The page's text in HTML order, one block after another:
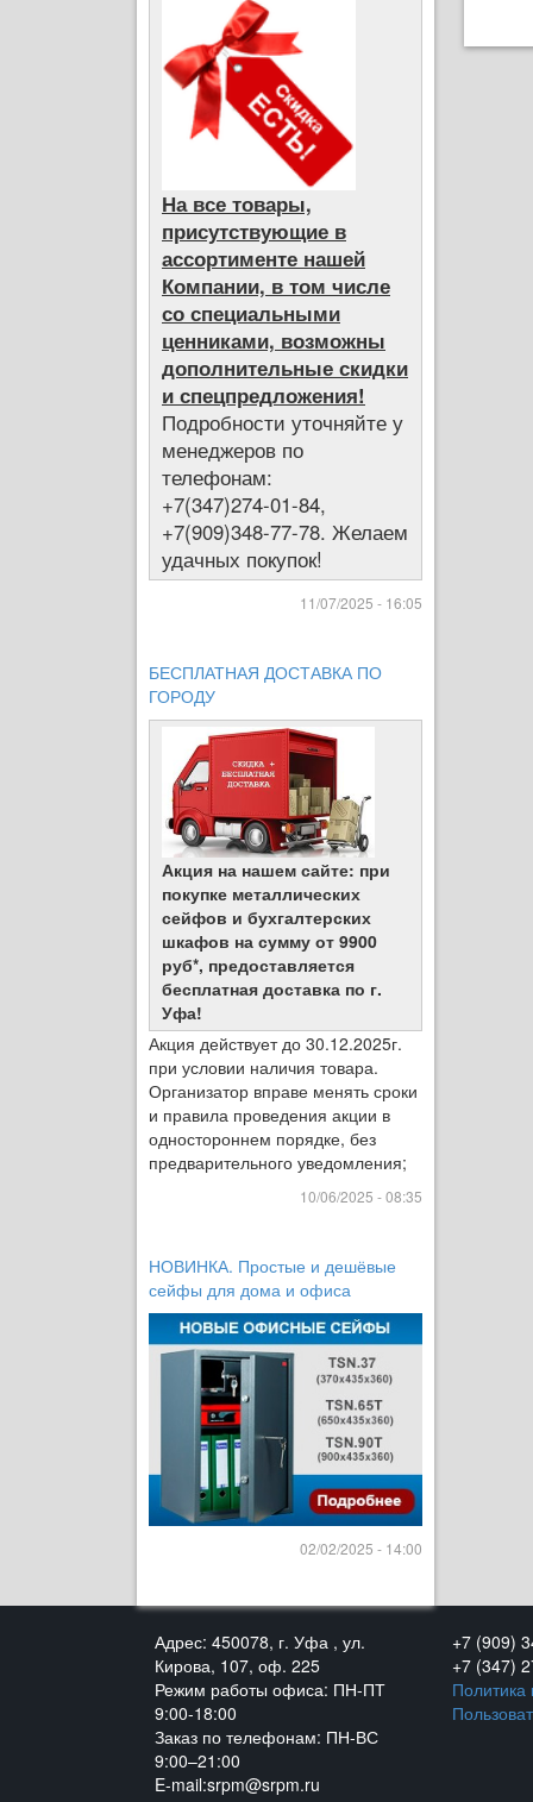
На все товары,
присутствующие в
ассортименте нашей
Компании, в том числе
со специальными
ценниками, возможны
дополнительные скидки
и спецпредложения!
Подробности уточняйте у
менеджеров по
телефонам:
+7(347)274-01-84,
+7(909)348-77-78. Желаем
удачных покупок!
11/07/2025 - 16:05
БЕСПЛАТНАЯ ДОСТАВКА ПО
ГОРОДУ
Акция на нашем сайте: при
покупке металлических
сейфов и бухгалтерских
шкафов на сумму от 9900
руб*, предоставляется
бесплатная доставка по г.
Уфа!
Акция действует до 30.12.2025г.
при условии наличия товара.
Организатор вправе менять сроки
и правила проведения акции в
одностороннем порядке, без
предварительного уведомления;
10/06/2025 - 08:35
НОВИНКА. Простые и дешёвые
сейфы для дома и офиса
02/02/2025 - 14:00
Адрес: 450078, г. Уфа , ул.
Кирова, 107, оф. 225
Режим работы офиса: ПН-ПТ
9:00-18:00
Заказ по телефонам: ПН-ВС
9:00–21:00
E-mail:srpm@srpm.ru
+7 (909)
+7 (347)